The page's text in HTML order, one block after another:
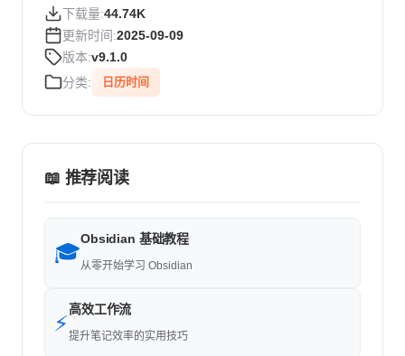
下载量:44.74K
更新时间:2025-09-09
版本:v9.1.0
分类:
日历时间
📖 推荐阅读
🎓
Obsidian 基础教程
从零开始学习 Obsidian
⚡
高效工作流
提升笔记效率的实用技巧